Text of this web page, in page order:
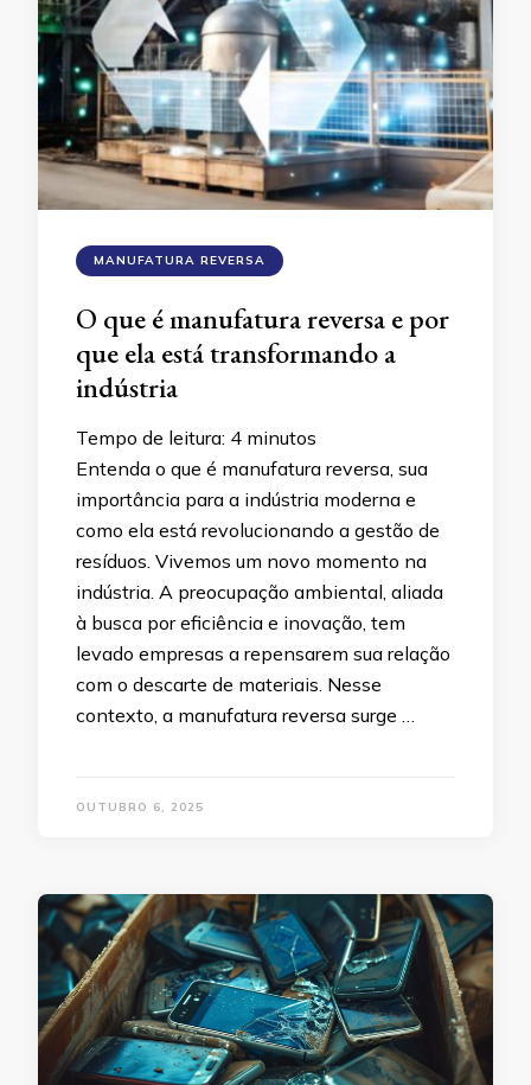
MANUFATURA REVERSA
O que é manufatura reversa e por
que ela está transformando a
indústria
Tempo de leitura: 4 minutos
Entenda o que é manufatura reversa, sua
importância para a indústria moderna e
como ela está revolucionando a gestão de
resíduos. Vivemos um novo momento na
indústria. A preocupação ambiental, aliada
à busca por eficiência e inovação, tem
levado empresas a repensarem sua relação
com o descarte de materiais. Nesse
contexto, a manufatura reversa surge …
OUTUBRO 6, 2025